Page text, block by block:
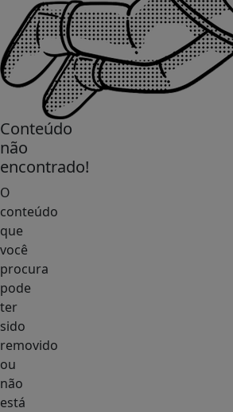
Conteúdo
não
encontrado!
O
conteúdo
que
você
procura
pode
ter
sido
removido
ou
não
está